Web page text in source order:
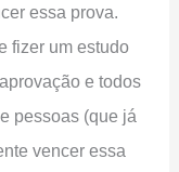
essa prova.
fizer um estudo
e todos
pessoas (que já
vencer essa